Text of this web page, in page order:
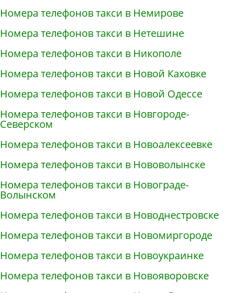
Номера телефонов такси в Немирове
Номера телефонов такси в Нетешине
Номера телефонов такси в Никополе
Номера телефонов такси в Новой Каховке
Номера телефонов такси в Новой Одессе
Номера телефонов такси в Новгороде-
Северском
Номера телефонов такси в Новоалексеевке
Номера телефонов такси в Нововолынске
Номера телефонов такси в Новограде-
Волынском
Номера телефонов такси в Новоднестровске
Номера телефонов такси в Новомиргороде
Номера телефонов такси в Новоукраинке
Номера телефонов такси в Новояворовске